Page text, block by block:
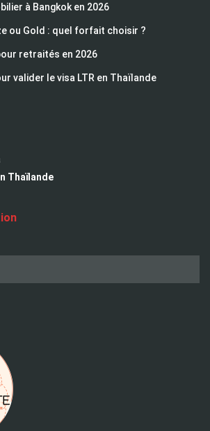
à Bangkok en 2026
ou Gold : quel forfait choisir ?
retraités en 2026
valider le visa LTR en Thaïlande
Thaïlande